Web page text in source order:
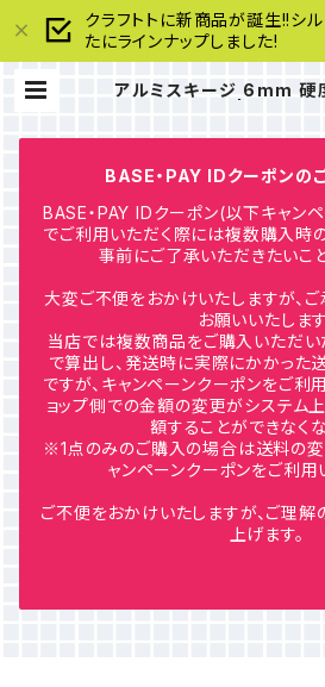
クラフトトに新商品が誕生!!シ
たにラインナップしました!
アルミスキージ 6mm
BASE・PAY IDクーポンの
BASE・PAY IDクーポン(以下キャン
でご利用いただく際には複数購入時
事前にご了承いただきたいこ
大変ご不便をおかけいたしますが、
お願いいたします
当店では複数商品をご購入いただい
で算出し、発送時に実際にかかった
ですが、キャンペーンクーポンをご利
ョップ側での金額の変更がシステム
額することができなくな
※1点のみのご購入の場合は送料の
ャンペーンクーポンをご利用
ご不便をおかけいたしますが、ご理解
上げます。